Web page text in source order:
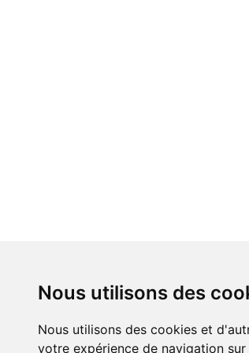
Nous utilisons des
Nous utilisons des cookies et
votre expérience de navigation